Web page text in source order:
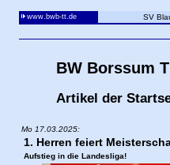
www.bwb-tt.de SV
BW Borssum
Artikel der
Mo 17.03.2025:
1. Herren feiert
Aufstieg in die Landesliga!